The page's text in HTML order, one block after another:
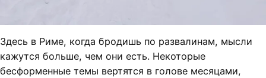
Здесь в Риме, когда бродишь по развалинам, мысли
кажутся больше, чем они есть. Некоторые
бесформенные темы вертятся в голове месяцами,